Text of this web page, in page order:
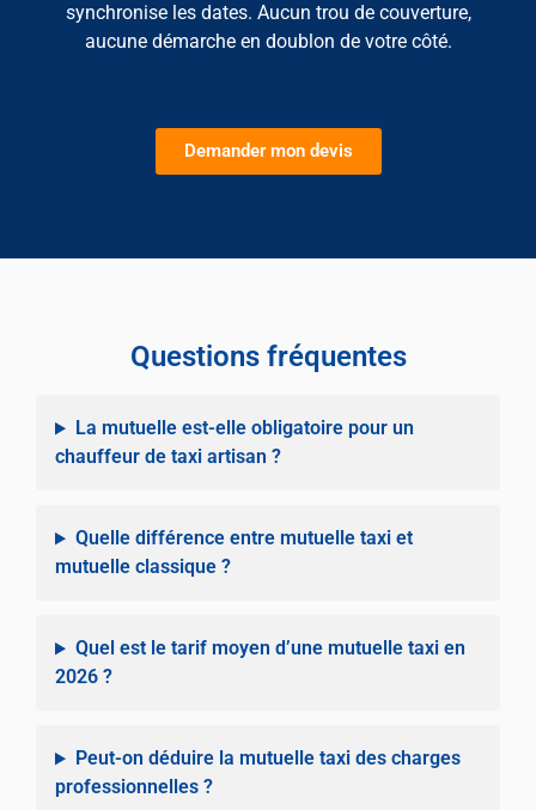
synchronise les dates. Aucun trou de couverture,
aucune démarche en doublon de votre côté.
Demander mon devis
Questions fréquentes
La mutuelle est-elle obligatoire pour un
chauffeur de taxi artisan ?
Quelle différence entre mutuelle taxi et
mutuelle classique ?
Quel est le tarif moyen d’une mutuelle taxi en
2026 ?
Peut-on déduire la mutuelle taxi des charges
professionnelles ?